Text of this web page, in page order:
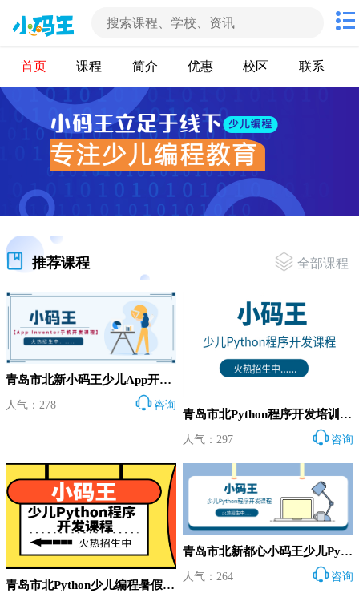
首页 课程 简介 优惠 校区 联系
推荐课程 全部课程
青岛市北新小码王少儿App开发培训班
人气：278 咨询
青岛市北Python程序开发培训效果如何？
人气：297 咨询
青岛市北Python少儿编程暑假班学费
青岛市北新都心小码王少儿Python程序开发课程班
人气：264 咨询